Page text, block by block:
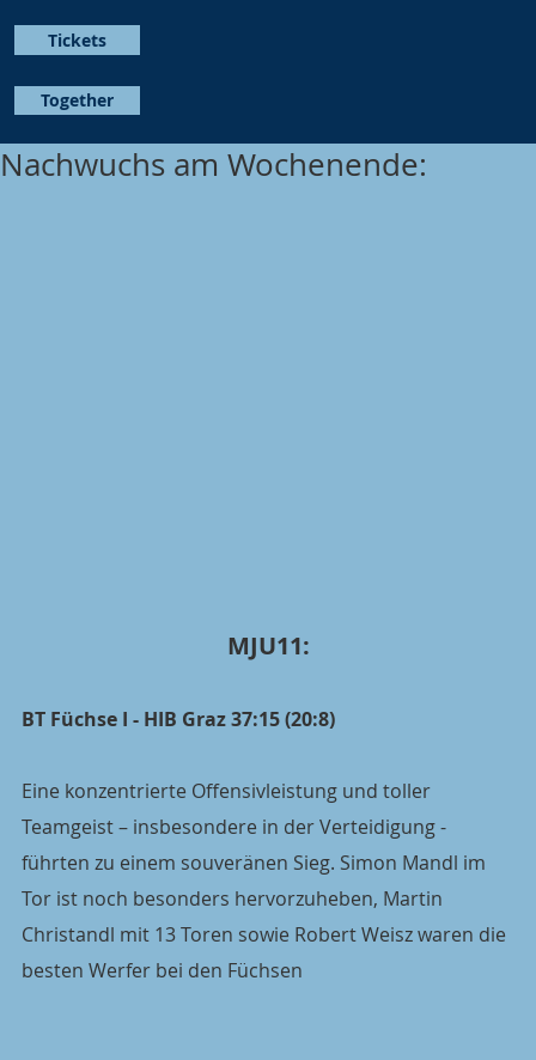
Together
Tickets
Nachwuchs am Wochenende:
MJU11:
BT Füchse I - HIB Graz 37:15 (20:8)
Eine konzentrierte Offensivleistung und toller
Teamgeist – insbesondere in der Verteidigung -
führten zu einem souveränen Sieg. Simon Mandl im
Tor ist noch besonders hervorzuheben, Martin
Christandl mit 13 Toren sowie Robert Weisz waren die
besten Werfer bei den Füchsen